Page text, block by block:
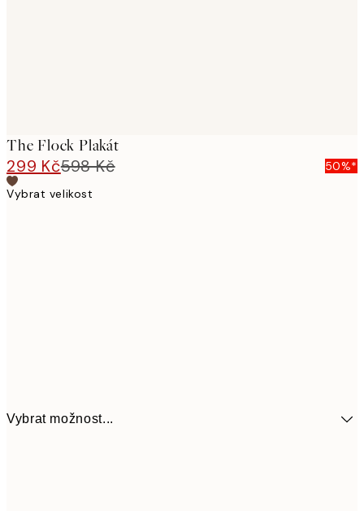
The Flock Plakát
299 Kč598 Kč
50%*
Vybrat velikost
Vybrat možnost...